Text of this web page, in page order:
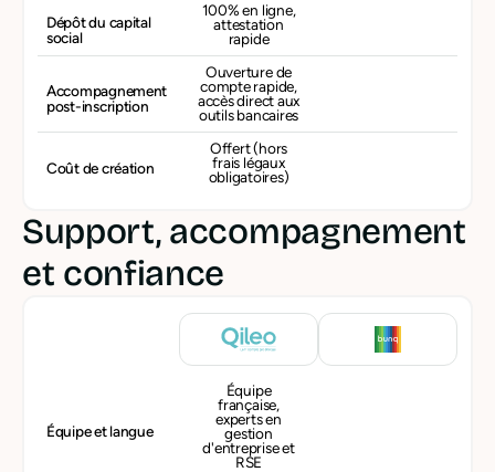
Dépôt du capital
social
100% en ligne,
attestation
rapide
Accompagnement
post-inscription
Ouverture de
compte rapide,
accès direct aux
outils bancaires
Coût de création
Offert (hors
frais légaux
obligatoires)
Support, accompagnement
et confiance
Équipe et langue
Équipe
française,
experts en
gestion
d'entreprise et
RSE